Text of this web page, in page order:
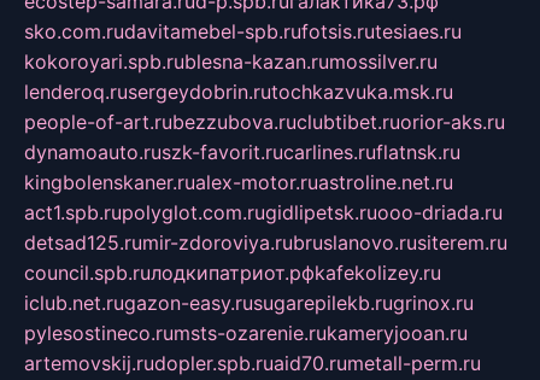
sko.com.rudavitamebel-spb.rufotsis.rutesiaes.ru
kokoroyari.spb.rublesna-kazan.rumossilver.ru
lenderoq.rusergeydobrin.rutochkazvuka.msk.ru
people-of-art.rubezzubova.ruclubtibet.ruorior-aks.ru
dynamoauto.ruszk-favorit.rucarlines.ruflatnsk.ru
kingbolenskaner.rualex-motor.ruastroline.net.ru
act1.spb.rupolyglot.com.rugidlipetsk.ruooo-driada.ru
detsad125.rumir-zdoroviya.rubruslanovo.rusiterem.ru
council.spb.ruлодкипатриот.рфkafekolizey.ru
iclub.net.rugazon-easy.rusugarepilekb.rugrinox.ru
pylesostineco.rumsts-ozarenie.rukameryjooan.ru
artemovskij.rudopler.spb.ruaid70.rumetall-perm.ru